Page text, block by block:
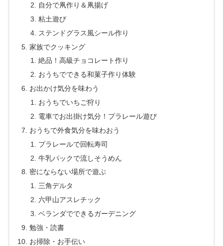
自分で凧作り＆凧揚げ
粘土遊び
ステンドグラス風シール作り
家族でクッキング
絶品！高級チョコレート作り
おうちでできる和菓子作り体験
お出かけ気分を味わう
おうちでいちご狩り
電車でお出掛け気分！プラレール遊び
おうちで外食気分を味わおう
プラレールで回転寿司
牛乳パックで流しそうめん
密にならない場所で遊ぶ
三角デルタ
六甲山アスレチック
ベランダでできるガーデニング
勉強・読書
お掃除・お手伝い